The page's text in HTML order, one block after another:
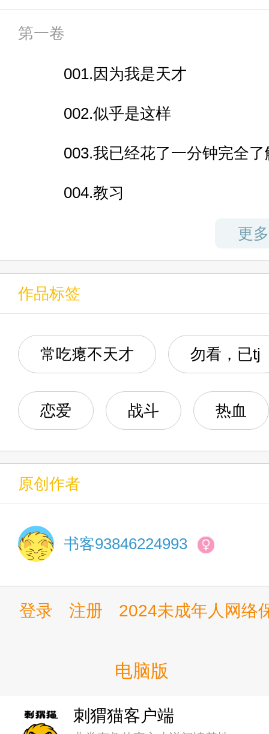
“截拳道……你看我做得有几分相
“合气道……似乎是，这样的感觉
“柔道……嗯，即便是我也得花上
“二虎流？卧王流？……哦？逻辑
巧的结晶？”
李郁原看着眼前堪称仙人般恐怖
“我学起来还是有些生涩，你且
如何？”
以拳愿、一胜千金为主剧情，少
第一卷
001.因为我是天才
002.似乎是这样
003.我已经花了一分钟完全了
004.教习
006.情报的来源
007.败犬格斗
008.初战
009.跨越本能
010.求你了！
011.入籍
012.下一个约会
013.你要教练不要？
014.我成了！
016.理所当然的胜利
017.我会是打人的一方（二
更
作品标签
常吃瘪不天才 勿看，已tj
恋爱 战斗 热血
原创作者
书客93846224993
登录 注册 2024未成年人网络
电脑版
刺猬猫客户端